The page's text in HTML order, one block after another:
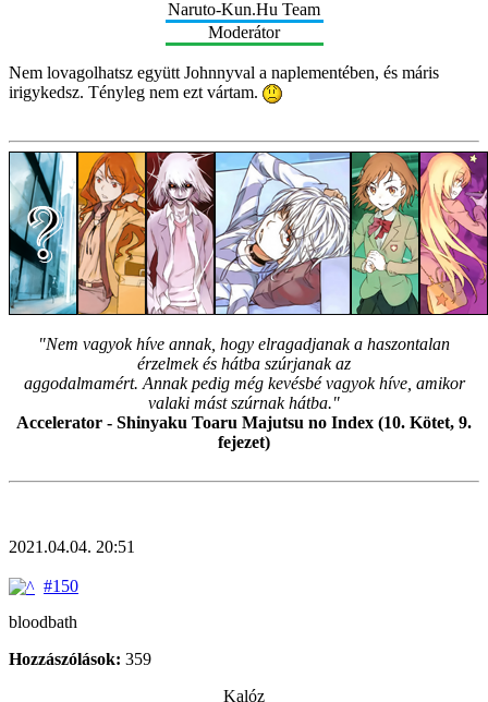
Naruto-Kun.Hu Team
Moderátor
Nem lovagolhatsz együtt Johnnyval a naplementében, és máris
irigykedsz. Tényleg nem ezt vártam.
"Nem vagyok híve annak, hogy elragadjanak a haszontalan
érzelmek és hátba szúrjanak az
aggodalmamért. Annak pedig még kevésbé vagyok híve, amikor
valaki mást szúrnak hátba."
Accelerator - Shinyaku Toaru Majutsu no Index (10. Kötet, 9.
fejezet)
2021.04.04. 20:51
#150
bloodbath
Hozzászólások: 359
Kalóz